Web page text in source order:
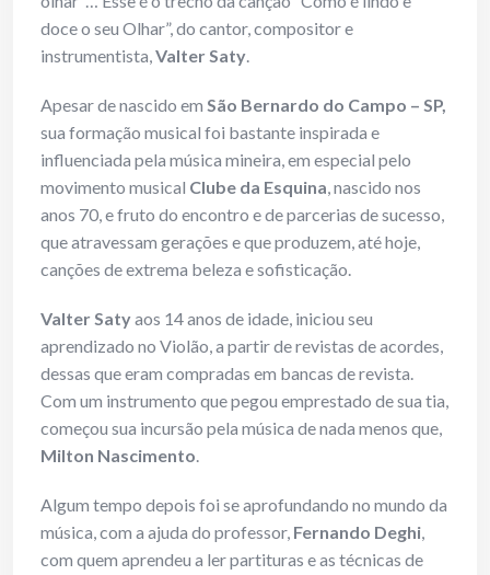
doce o seu Olhar”, do cantor, compositor e
instrumentista,Valter Saty.
Apesar de nascido em São Bernardo do Campo – SP,
sua formação musical foi bastante inspirada e
influenciada pela música mineira, em especial pelo
movimento musical Clube da Esquina, nascido nos
anos 70, e fruto do encontro e de parcerias de sucesso,
que atravessam gerações e que produzem, até hoje,
canções de extrema beleza e sofisticação.
Valter Satyaos 14 anos de idade, iniciou seu
aprendizado no Violão, a partir de revistas de acordes,
dessas que eram compradas em bancas de revista.
Com um instrumento que pegou emprestado de sua tia,
começou sua incursão pela música de nada menos que,
Milton Nascimento.
Algum tempo depois foi se aprofundando no mundo da
música, com a ajuda do professor, Fernando Deghi,
com quem aprendeu a ler partituras e as técnicas de